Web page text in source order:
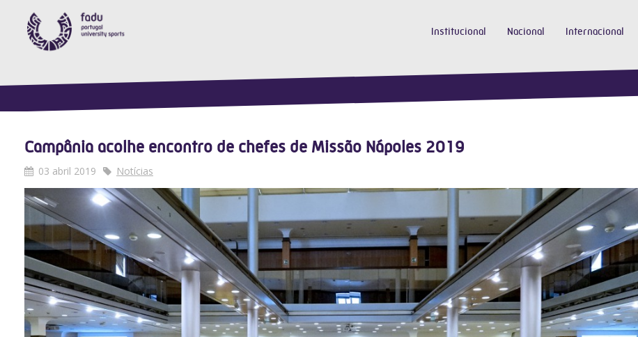
Institucional Nacional Internacional
Campânia acolhe encontro de chefes de Missão Nápoles 2019
03 abril 2019 Notícias